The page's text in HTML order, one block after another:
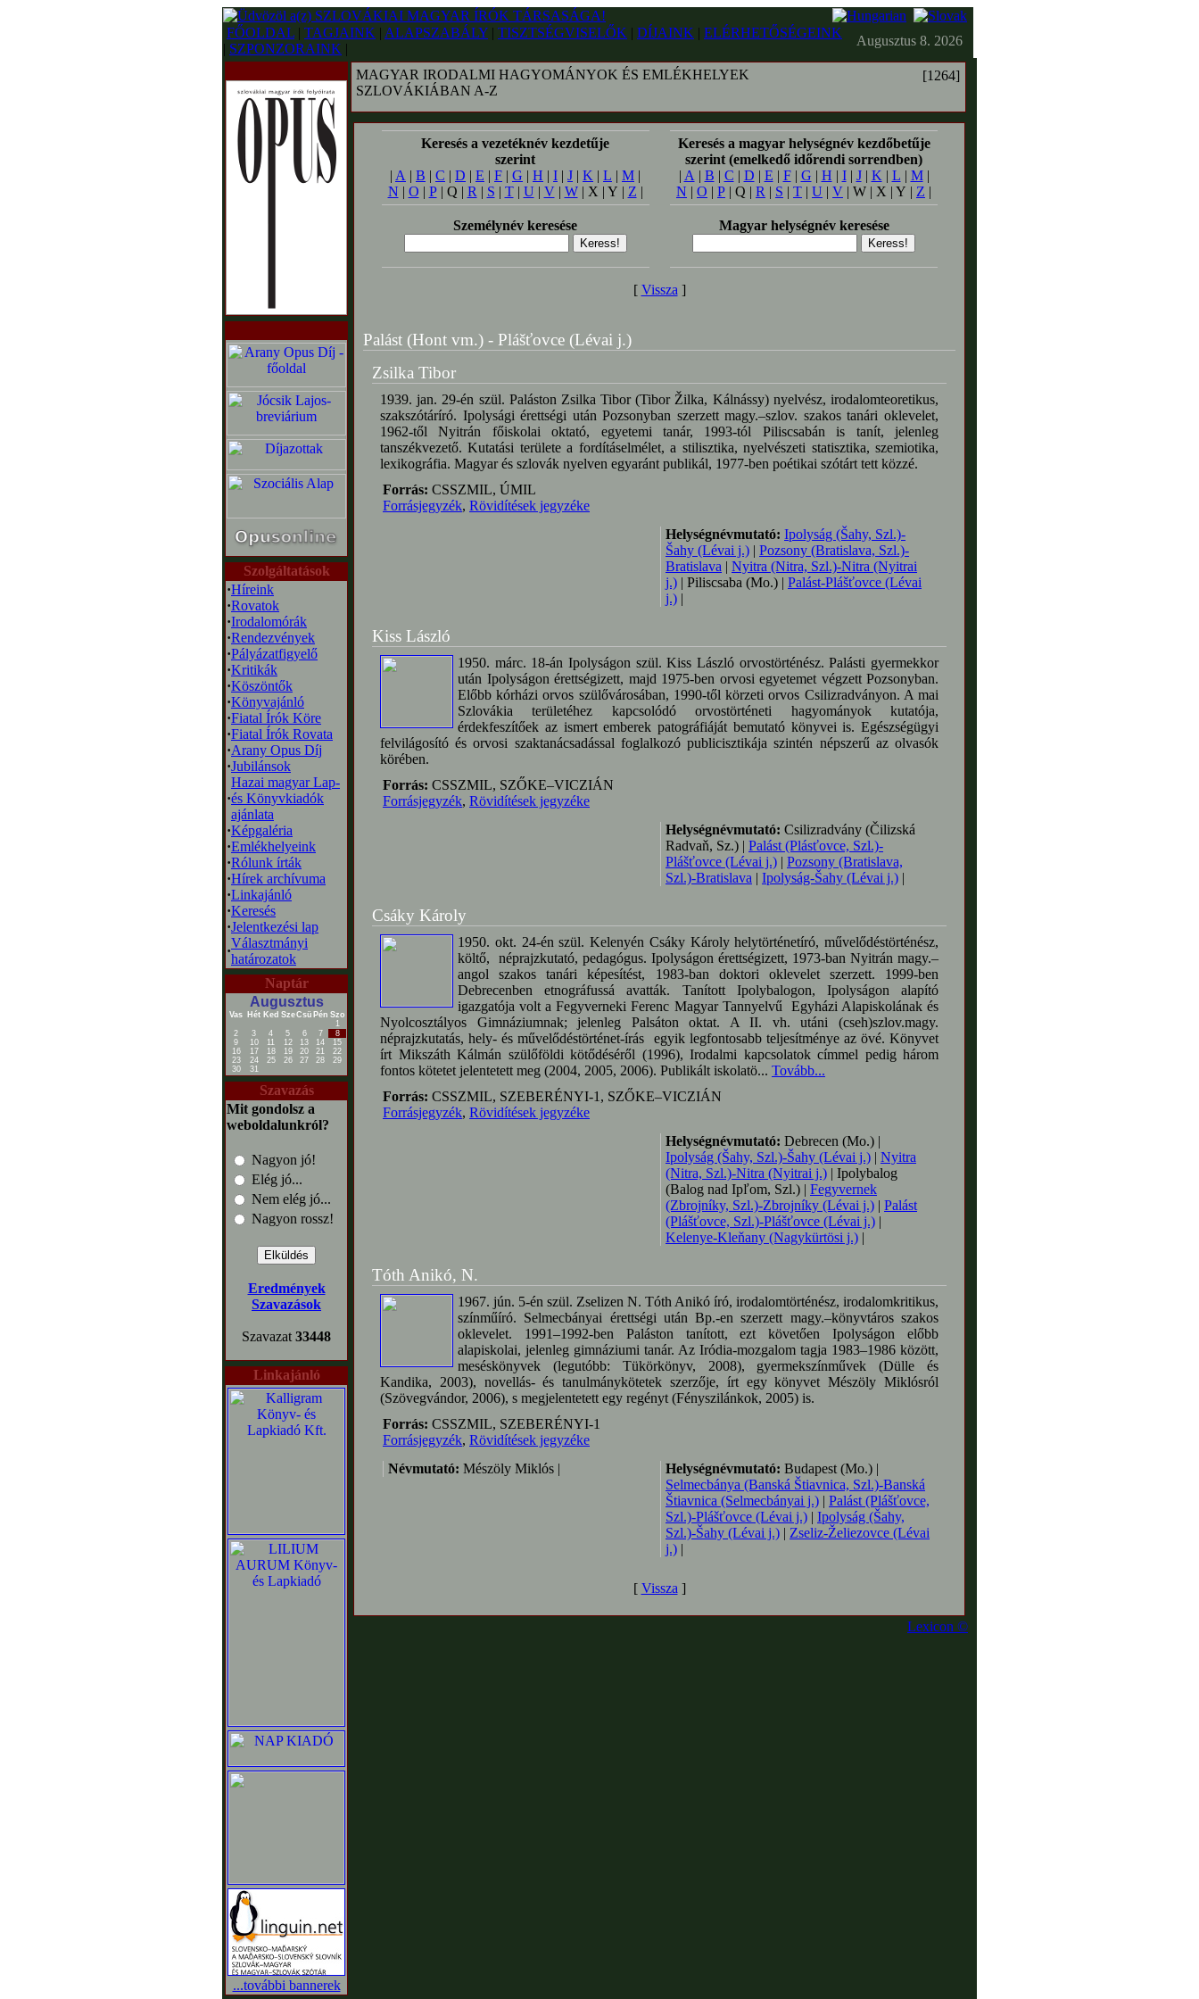
FŐOLDAL | TAGJAINK | ALAPSZABÁLY | TISZTSÉGVISELŐK | DÍJAINK | ELÉRHETŐSÉGEINK
| SZPONZORAINK |
Augusztus 8. 2026
Szolgáltatások
·Híreink
·Rovatok
·Irodalomórák
·Rendezvények
·Pályázatfigyelő
·Kritikák
·Köszöntők
·Könyvajánló
·Fiatal Írók Köre
·Fiatal Írók Rovata
·Arany Opus Díj
·Jubilánsok
·
Hazai magyar Lap-
és Könyvkiadók
ajánlata
·Képgaléria
·Emlékhelyeink
·Rólunk írták
·Hírek archívuma
·Linkajánló
·Keresés
·Jelentkezési lap
·
Választmányi
határozatok
Naptár
Augusztus
Vas Hét Ked SzeCsü Pén Szo
1
2
3 4 5 6 7
8
9
10 11 12 13 14
15
16
17 18 19 20 21
22
23
24 25 26 27 28
29
30
31
Szavazás
Mit gondolsz a
weboldalunkról?
Nagyon jó!
Elég jó...
Nem elég jó...
Nagyon rossz!
Eredmények
Szavazások
Szavazat 33448
Linkajánló
...további bannerek
MAGYAR IRODALMI HAGYOMÁNYOK ÉS EMLÉKHELYEK
SZLOVÁKIÁBAN A-Z
[1264]
Keresés a vezetéknév kezdetűje
szerint
| A | B | C | D | E | F | G | H | I | J | K | L | M |
N | O | P| Q | R | S | T| U | V| W| X | Y | Z |
Keresés a magyar helységnév kezdőbetűje
szerint (emelkedő időrendi sorrendben)
| A | B | C | D | E | F| G | H | I| J| K | L | M|
N | O | P | Q | R | S | T | U | V | W | X | Y | Z |
Személynév keresése Magyar helységnév keresése
[ Vissza ]
Palást (Hont vm.) - Plášťovce (Lévai j.)
Zsilka Tibor
1939. jan. 29-én szül. Paláston Zsilka Tibor (Tibor Žilka, Kálnássy) nyelvész, irodalomteoretikus,
szakszótáríró. Ipolysági érettségi után Pozsonyban szerzett magy.–szlov. szakos tanári oklevelet,
1962-től Nyitrán főiskolai oktató, egyetemi tanár, 1993-tól Piliscsabán is tanít, jelenleg
tanszékvezető. Kutatási területe a fordításelmélet, a stilisztika, nyelvészeti statisztika, szemiotika,
lexikográfia. Magyar és szlovák nyelven egyaránt publikál, 1977-ben poétikai szótárt tett közzé.
Forrás: CSSZMIL, ÚMIL
Forrásjegyzék, Rövidítések jegyzéke
Helységnévmutató: Ipolyság (Šahy, Szl.)-
Šahy (Lévai j.) | Pozsony (Bratislava, Szl.)-
Bratislava | Nyitra (Nitra, Szl.)-Nitra (Nyitrai
j.) | Piliscsaba (Mo.) | Palást-Plášťovce (Lévai
j.) |
Kiss László
1950. márc. 18-án Ipolyságon szül. Kiss László orvostörténész. Palásti gyermekkor
után Ipolyságon érettségizett, majd 1975-ben orvosi egyetemet végzett Pozsonyban.
Előbb kórházi orvos szülővárosában, 1990-től körzeti orvos Csilizradványon. A mai
Szlovákia területéhez kapcsolódó orvostörténeti hagyományok kutatója,
érdekfeszítőek az ismert emberek patográfiáját bemutató könyvei is. Egészségügyi
felvilágosító és orvosi szaktanácsadással foglalkozó publicisztikája szintén népszerű az olvasók
körében.
Forrás: CSSZMIL, SZŐKE–VICZIÁN
Forrásjegyzék, Rövidítések jegyzéke
Helységnévmutató: Csilizradvány (Čilizská
Radvaň, Sz.) | Palást (Plásťovce, Szl.)-
Plášťovce (Lévai j.) | Pozsony (Bratislava,
Szl.)-Bratislava | Ipolyság-Šahy (Lévai j.) |
Csáky Károly
1950. okt. 24-én szül. Kelenyén Csáky Károly helytörténetíró, művelődéstörténész,
költő, néprajzkutató, pedagógus. Ipolyságon érettségizett, 1973-ban Nyitrán magy.–
angol szakos tanári képesítést, 1983-ban doktori oklevelet szerzett. 1999-ben
Debrecenben etnográfussá avatták. Tanított Ipolybalogon, Ipolyságon alapító
igazgatója volt a Fegyverneki Ferenc Magyar Tannyelvű Egyházi Alapiskolának és
Nyolcosztályos Gimnáziumnak; jelenleg Palsáton oktat. A II. vh. utáni (cseh)szlov.magy.
néprajzkutatás, hely- és művelődéstörténet-írás egyik legfontosabb teljesítménye az övé. Könyvet
írt Mikszáth Kálmán szülőföldi kötődéséről (1996), Irodalmi kapcsolatok címmel pedig három
fontos kötetet jelentetett meg (2004, 2005, 2006). Publikált iskolatö... Tovább...
Forrás: CSSZMIL, SZEBERÉNYI-1, SZŐKE–VICZIÁN
Forrásjegyzék, Rövidítések jegyzéke
Helységnévmutató: Debrecen (Mo.) |
Ipolyság (Šahy, Szl.)-Šahy (Lévai j.) | Nyitra
(Nitra, Szl.)-Nitra (Nyitrai j.) | Ipolybalog
(Balog nad Ipľom, Szl.) | Fegyvernek
(Zbrojníky, Szl.)-Zbrojníky (Lévai j.) | Palást
(Plášťovce, Szl.)-Plášťovce (Lévai j.) |
Kelenye-Kleňany (Nagykürtösi j.) |
Tóth Anikó, N.
1967. jún. 5-én szül. Zselizen N. Tóth Anikó író, irodalomtörténész, irodalomkritikus,
színműíró. Selmecbányai érettségi után Bp.-en szerzett magy.–könyvtáros szakos
oklevelet. 1991–1992-ben Paláston tanított, ezt követően Ipolyságon előbb
alapiskolai, jelenleg gimnáziumi tanár. Az Iródia-mozgalom tagja 1983–1986 között,
meséskönyvek (legutóbb: Tükörkönyv, 2008), gyermekszínművek (Dülle és
Kandika, 2003), novellás- és tanulmánykötetek szerzője, írt egy könyvet Mészöly Miklósról
(Szövegvándor, 2006), s megjelentetett egy regényt (Fényszilánkok, 2005) is.
Forrás: CSSZMIL, SZEBERÉNYI-1
Forrásjegyzék, Rövidítések jegyzéke
Névmutató: Mészöly Miklós | Helységnévmutató: Budapest (Mo.) |
Selmecbánya (Banská Štiavnica, Szl.)-Banská
Štiavnica (Selmecbányai j.) | Palást (Plášťovce,
Szl.)-Plášťovce (Lévai j.) | Ipolyság (Šahy,
Szl.)-Šahy (Lévai j.) | Zseliz-Želiezovce (Lévai
j.) |
[ Vissza ]
Lexicon ©